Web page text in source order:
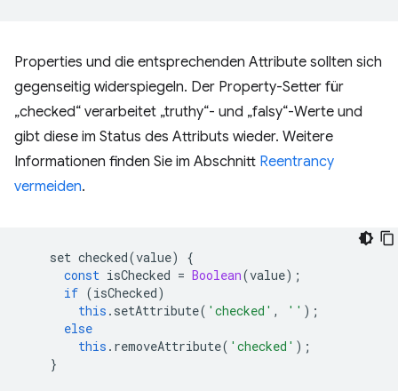
Properties und die entsprechenden Attribute sollten sich
gegenseitig widerspiegeln. Der Property-Setter für
„checked“ verarbeitet „truthy“- und „falsy“-Werte und
gibt diese im Status des Attributs wieder. Weitere
Informationen finden Sie im Abschnitt Reentrancy
vermeiden.
set checked(value)
{
const isChecked = Boolean(value);
if (isChecked)
this . setAttribute( 'checked' , '' );
else
this . removeAttribute( 'checked' );
}